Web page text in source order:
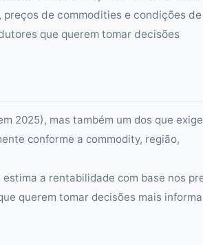
de commodities e condições de
que querem tomar decisões
2025), mas também um dos que
conforme a commodity, região,
a rentabilidade com base nos
querem tomar decisões mais